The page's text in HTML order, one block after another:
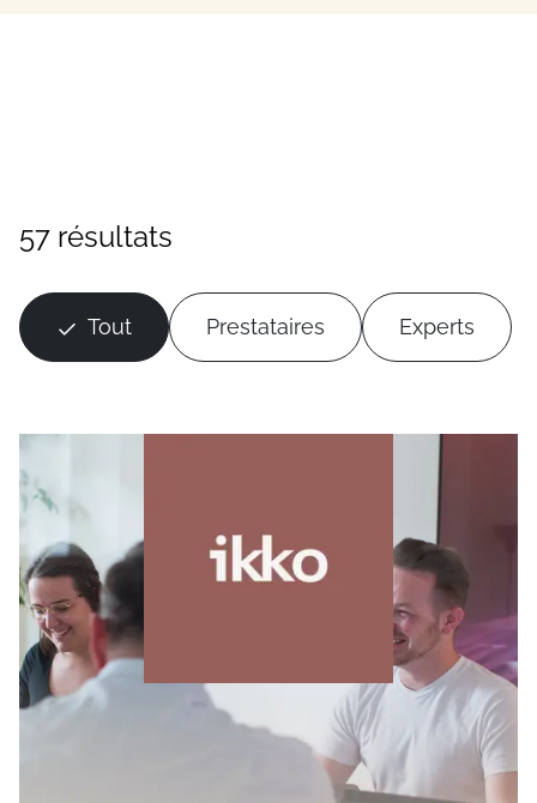
57 résultats
Tout Prestataires Experts